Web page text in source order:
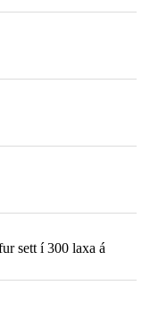
sett í 300 laxa á